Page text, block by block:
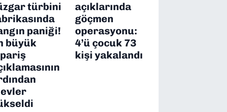
türbini
paniği!
büyük
açıklarında
göçmen
operasyonu:
4’ü çocuk 73
kişi yakalandı